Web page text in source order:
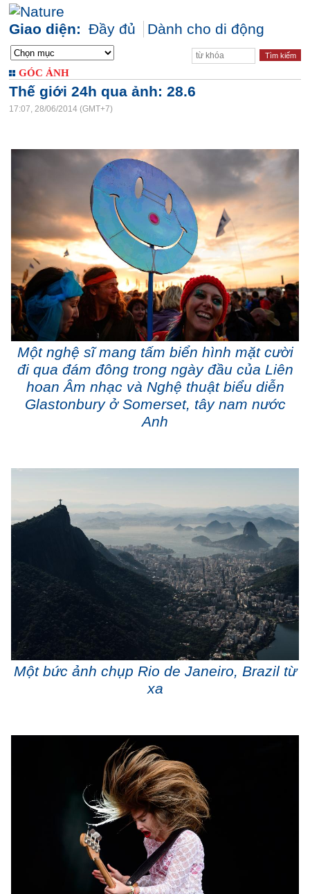
Giao diện: Đầy đủ Dành cho di động
GÓC ẢNH
Thế giới 24h qua ảnh: 28.6
17:07, 28/06/2014 (GMT+7)
Một nghệ sĩ mang tấm biển hình mặt cười
đi qua đám đông trong ngày đầu của Liên
hoan Âm nhạc và Nghệ thuật biểu diễn
Glastonbury ở Somerset, tây nam nước
Anh
Một bức ảnh chụp Rio de Janeiro, Brazil từ
xa